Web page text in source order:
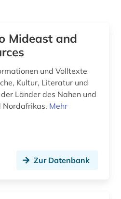
Mideast and
und Volltexte
Kultur, Literatur und
Länder des Nahen und
Nordafrikas. Mehr
Zur Datenbank